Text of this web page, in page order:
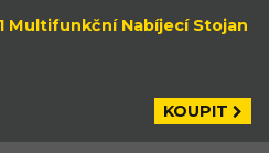
Multifunkční Nabíjecí Stojan
KOUPIT